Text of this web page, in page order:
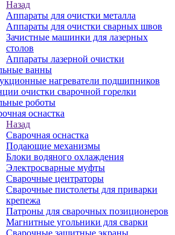
Назад
Аппараты для очистки металла
Аппараты для очистки сварных швов
Зачистные машинки для лазерных
столов
Аппараты лазерной очистки
ванны
нагреватели подшипников
очистки сварочной горелки
роботы
оснастка
Назад
Сварочная оснастка
Подающие механизмы
Блоки водяного охлаждения
Электросварные муфты
Сварочные центраторы
Сварочные пистолеты для приварки
крепежа
Патроны для сварочных позиционеров
Магнитные угольники для сварки
Сварочные защитные экраны